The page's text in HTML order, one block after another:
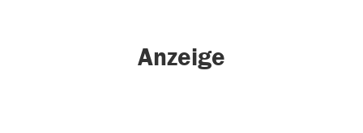
Anzeige